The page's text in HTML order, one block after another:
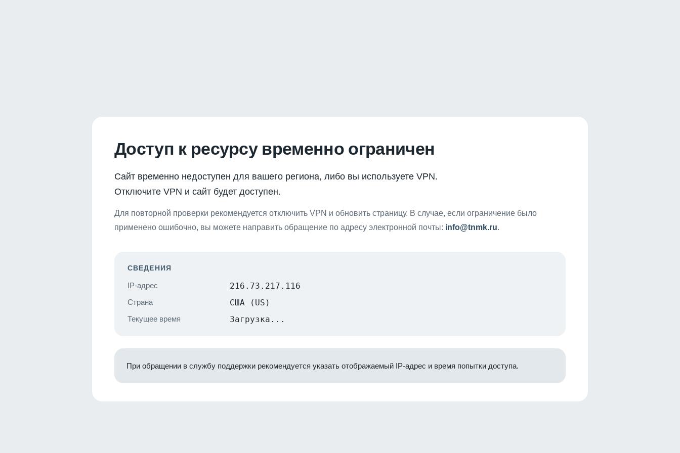
Доступ к ресурсу временно ограничен
Сайт временно недоступен для вашего региона, либо вы используете VPN.
Отключите VPN и сайт будет доступен.
Для повторной проверки рекомендуется отключить VPN и обновить страницу. В случае, если ограничение было
применено ошибочно, вы можете направить обращение по адресу электронной почты: info@tnmk.ru.
СВЕДЕНИЯ
IP-адрес 216.73.217.116
Страна США (US)
Текущее время Загрузка...
При обращении в службу поддержки рекомендуется указать отображаемый IP-адрес и время попытки доступа.